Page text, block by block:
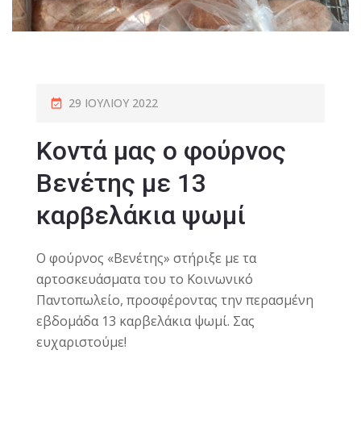
29 ΙΟΥΛΊΟΥ 2022
Κοντά μας ο φούρνος
Βενέτης με 13
καρβελάκια ψωμί
Ο φούρνος «Βενέτης» στήριξε με τα
αρτοσκευάσματα του το Κοινωνικό
Παντοπωλείο, προσφέροντας την περασμένη
εβδομάδα 13 καρβελάκια ψωμί. Σας
ευχαριστούμε!